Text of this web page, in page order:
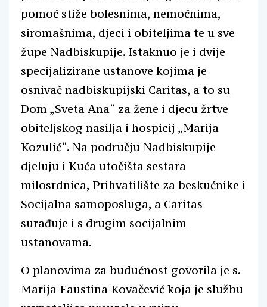
pomoć stiže bolesnima, nemoćnima,
siromašnima, djeci i obiteljima te u sve
župe Nadbiskupije. Istaknuo je i dvije
specijalizirane ustanove kojima je
osnivač nadbiskupijski Caritas, a to su
Dom „Sveta Ana“ za žene i djecu žrtve
obiteljskog nasilja i hospicij „Marija
Kozulić“. Na području Nadbiskupije
djeluju i Kuća utočišta sestara
milosrdnica, Prihvatilište za beskućnike i
Socijalna samoposluga, a Caritas
surađuje i s drugim socijalnim
ustanovama.
O planovima za budućnost govorila je s.
Marija Faustina Kovačević koja je službu